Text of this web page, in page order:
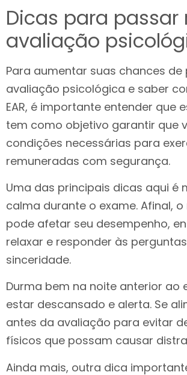
Dicas para passar
avaliação
Para aumentar suas chances de
avaliação psicológica e saber
EAR, é importante entender que
tem como objetivo garantir que
condições necessárias para
remuneradas com segurança.
Uma das principais dicas aqui é
calma durante o exame. Afinal,
pode afetar seu desempenho,
relaxar e responder às
sinceridade.
Durma bem na noite anterior ao
estar descansado e alerta. Se
antes da avaliação para evitar
físicos que possam causar
Ainda mais, outra dica